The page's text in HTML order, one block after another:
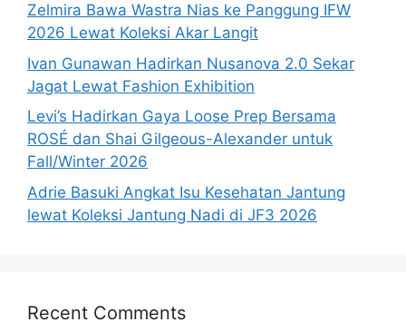
Zelmira Bawa Wastra Nias ke Panggung IFW
2026 Lewat Koleksi Akar Langit
Ivan Gunawan Hadirkan Nusanova 2.0 Sekar
Jagat Lewat Fashion Exhibition
Levi’s Hadirkan Gaya Loose Prep Bersama
ROSÉ dan Shai Gilgeous-Alexander untuk
Fall/Winter 2026
Adrie Basuki Angkat Isu Kesehatan Jantung
lewat Koleksi Jantung Nadi di JF3 2026
Recent Comments